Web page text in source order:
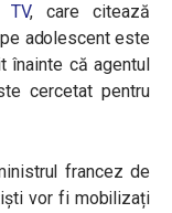
TV, care citează
adolescent este
înainte că agentul
cercetat pentru
francez de
vor fi mobilizați